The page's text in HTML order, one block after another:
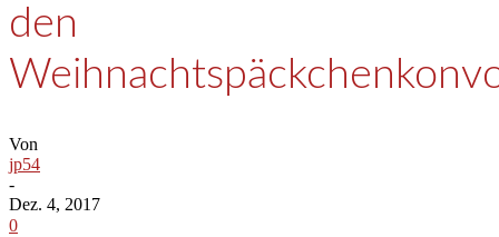
den
Von
jp54
-
Dez. 4, 2017
0